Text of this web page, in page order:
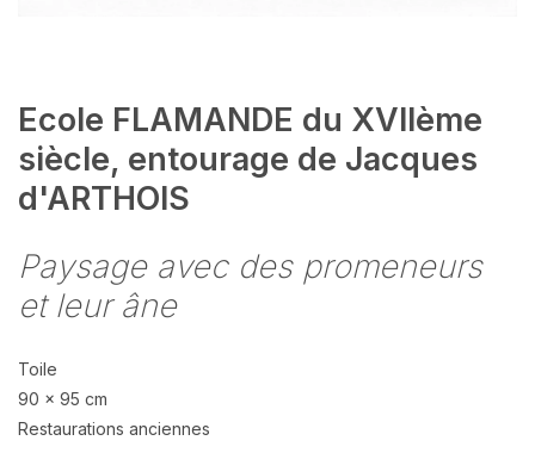
Ecole FLAMANDE du XVIIème
siècle, entourage de Jacques
d'ARTHOIS
Paysage avec des promeneurs
et leur âne
Toile
90 x 95 cm
Restaurations anciennes